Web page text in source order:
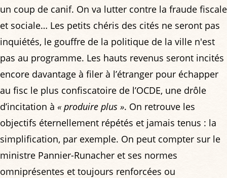
un coup de canif. On va lutter contre la fraude fiscale
et sociale… Les petits chéris des cités ne seront pas
inquiétés, le gouffre de la politique de la ville n'est
pas au programme. Les hauts revenus seront incités
encore davantage à filer à l’étranger pour échapper
au fisc le plus confiscatoire de l’OCDE, une drôle
d’incitation à « produire plus ». On retrouve les
objectifs éternellement répétés et jamais tenus : la
simplification, par exemple. On peut compter sur le
ministre Pannier-Runacher et ses normes
omniprésentes et toujours renforcées ou